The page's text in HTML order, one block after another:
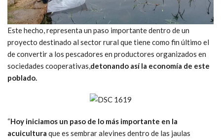
Este hecho, representa un paso importante dentro de un
proyecto destinado al sector rural que tiene como fin último el
de convertir a los pescadores en productores organizados en
sociedades cooperativas,detonando así la economía de este
poblado.
“Hoy iniciamos un paso de lo más importante en la
acuicultura que es sembrar alevines dentro de las jaulas